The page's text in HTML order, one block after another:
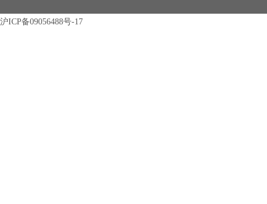
沪ICP备09056488号-17